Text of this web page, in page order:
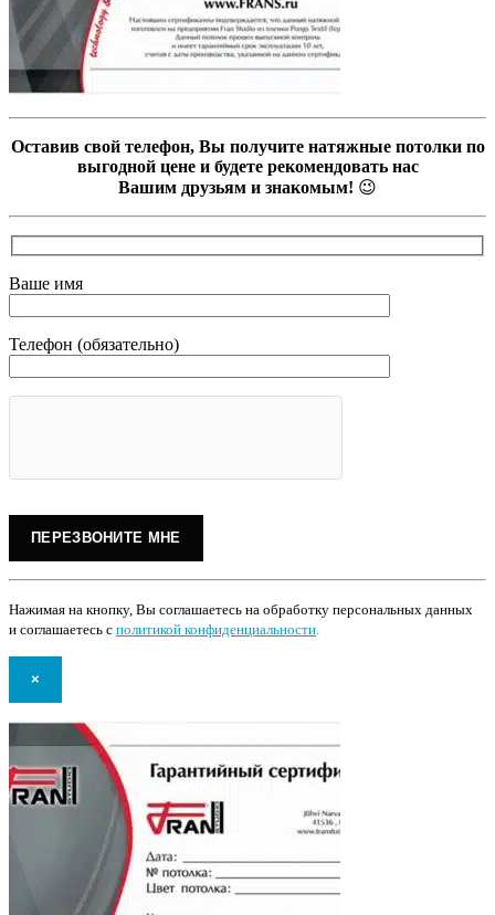
Оставив свой телефон, Вы получите натяжные потолки по
выгодной цене и будете рекомендовать нас
Вашим друзьям и знакомым! 😉
Ваше имя
Телефон (обязательно)
Нажимая на кнопку, Вы соглашаетесь на обработку персональных данных
и соглашаетесь с политикой конфиденциальности.
×